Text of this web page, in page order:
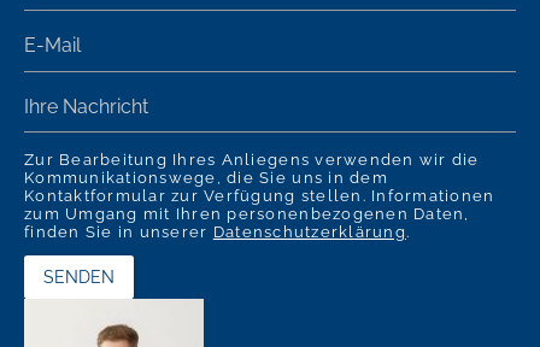
Zur Bearbeitung Ihres Anliegens verwenden wir die
Kommunikationswege, die Sie uns in dem
Kontaktformular zur Verfügung stellen. Informationen
zum Umgang mit Ihren personenbezogenen Daten,
finden Sie in unserer Datenschutzerklärung .